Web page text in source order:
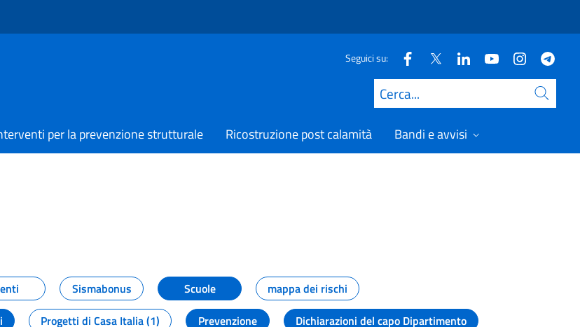
Seguici su:
Cerca
per la prevenzione strutturale Ricostruzione post calamità Bandi e avvisi
Sismabonus Scuole
mappa dei rischi
Progetti di Casa Italia (1) Prevenzione
Dichiarazioni del capo Dipartimento